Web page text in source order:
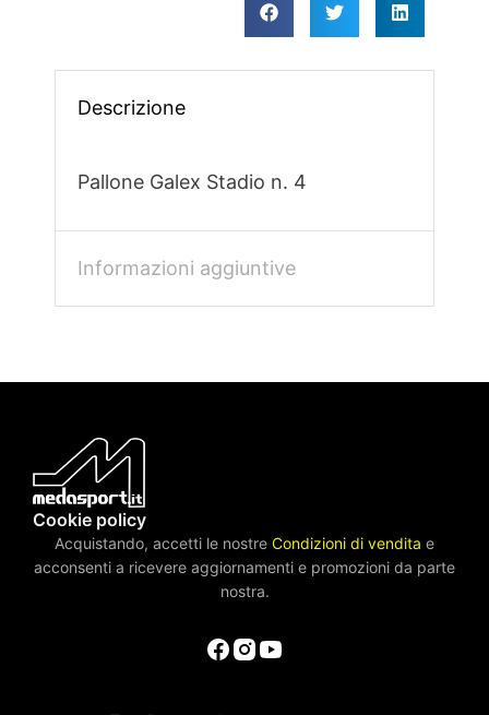
Descrizione
Pallone Galex Stadio n. 4
Informazioni aggiuntive
Cookie policy
Acquistando, accetti le nostre Condizioni di vendita e
acconsenti a ricevere aggiornamenti e promozioni da parte
nostra.